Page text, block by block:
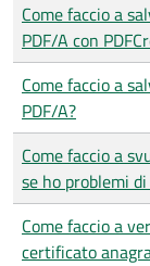
Come faccio a
PDF/A con
Come faccio a
PDF/A?
Come faccio a
se ho problemi di
Come faccio a
certificato